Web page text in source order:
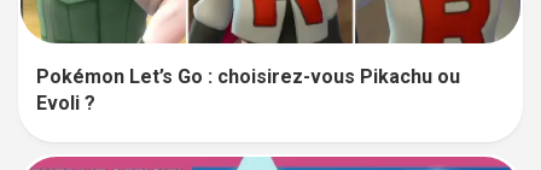
Pokémon Let’s Go : choisirez-vous Pikachu ou
Evoli ?